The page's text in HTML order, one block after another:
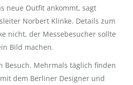
neue Outfit ankommt, sagt
Norbert Klinke. Details zum
nicht, der Messebesucher sollte
Bild machen.
Besuch. Mehrmals täglich finden
dem Berliner Designer und